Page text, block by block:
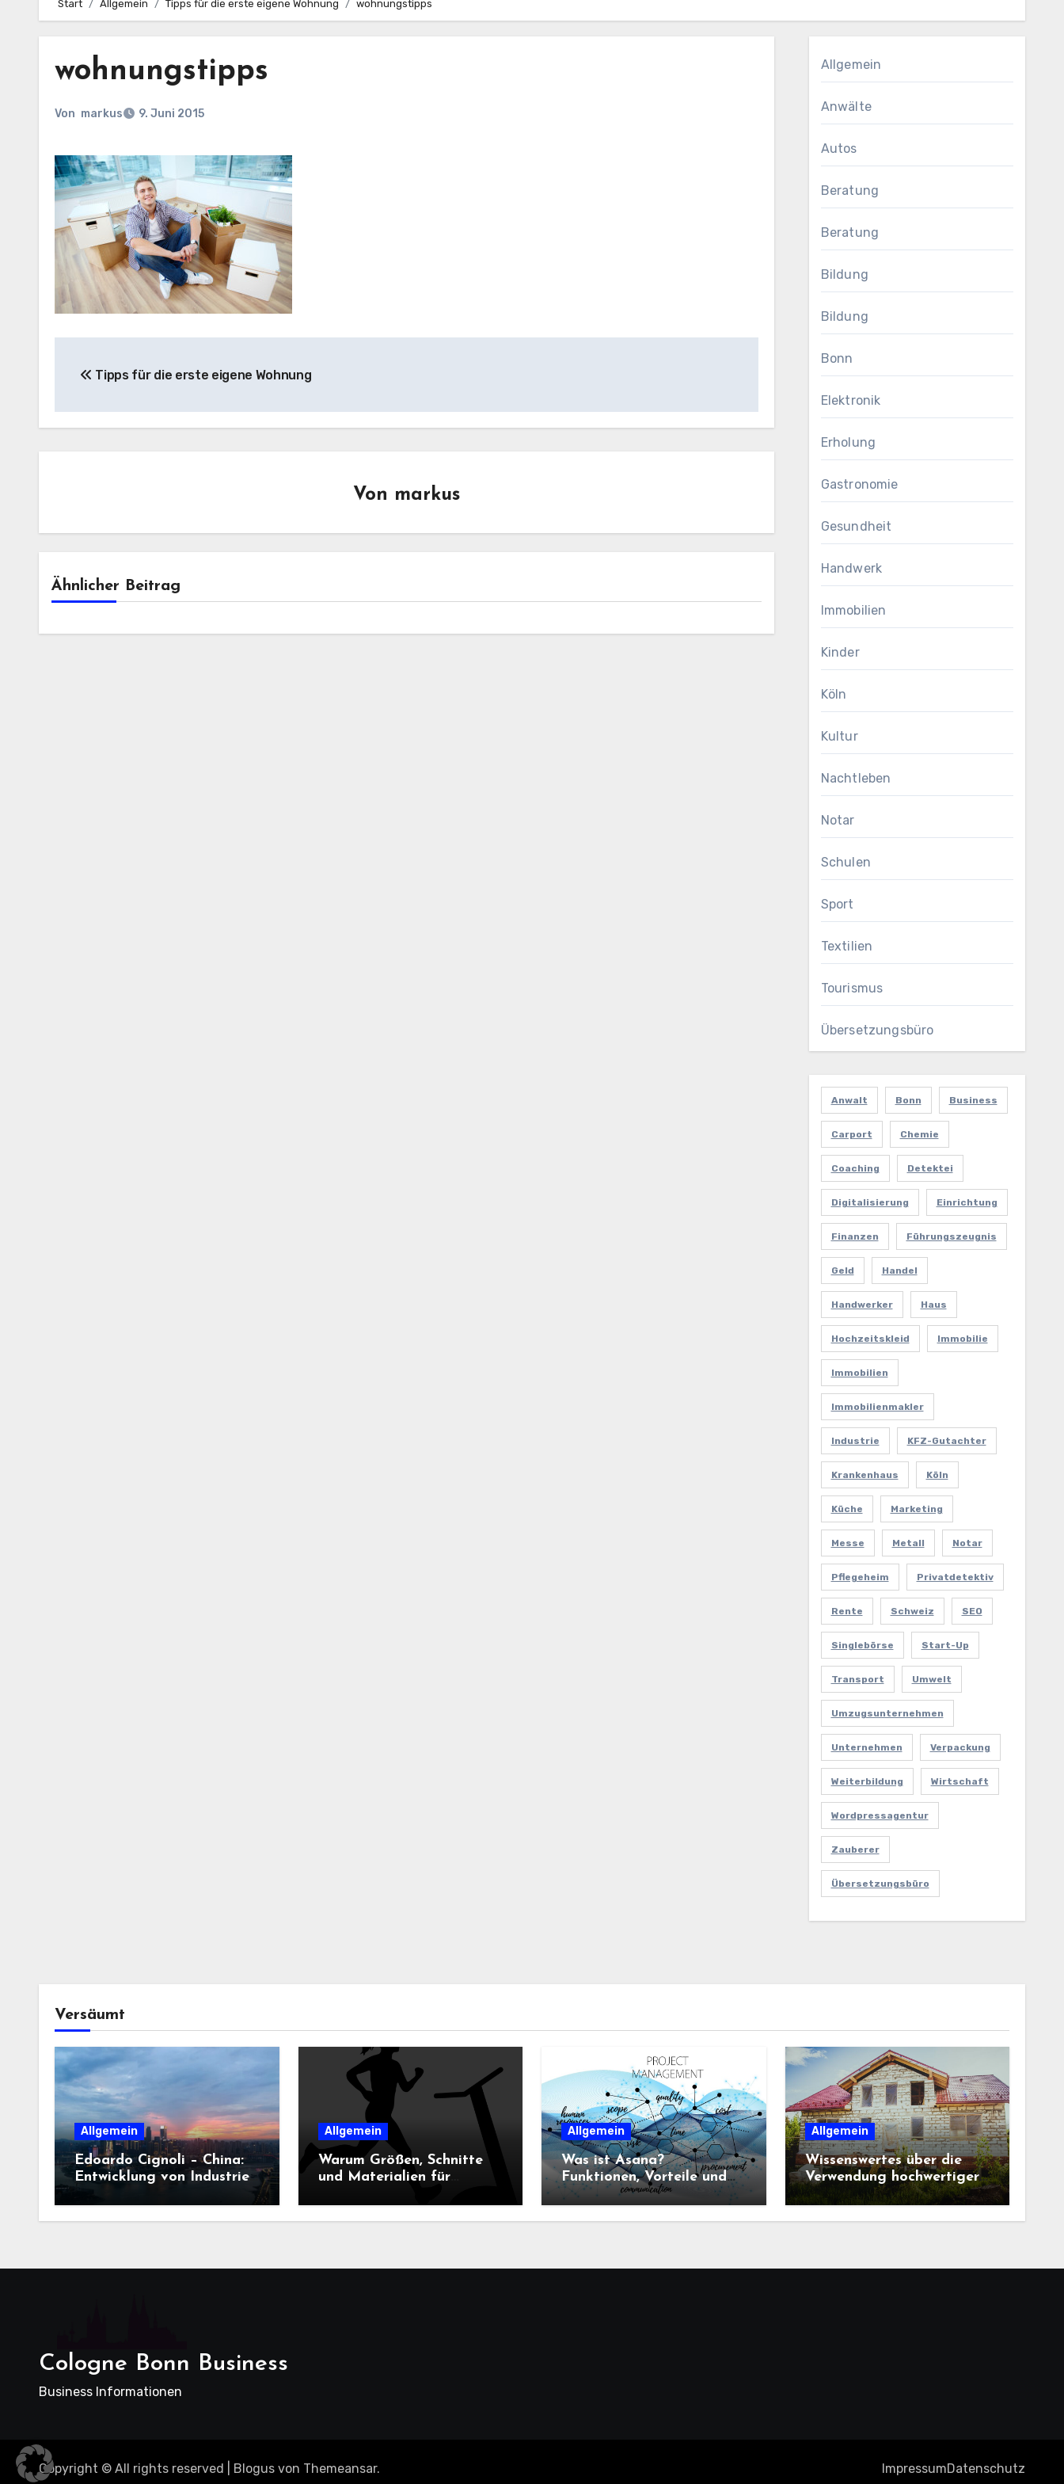
Start Allgemein Tipps für die erste eigene Wohnung wohnungstipps
wohnungstipps
Von markus 9. Juni 2015
Tipps für die erste eigene Wohnung
Von markus
Ähnlicher Beitrag
Allgemein
Anwälte
Autos
Beratung
Beratung
Bildung
Bildung
Bonn
Elektronik
Erholung
Gastronomie
Gesundheit
Handwerk
Immobilien
Kinder
Köln
Kultur
Nachtleben
Notar
Schulen
Sport
Textilien
Tourismus
Übersetzungsbüro
Anwalt Bonn Business
Carport Chemie
Coaching Detektei
Digitalisierung Einrichtung
Finanzen Führungszeugnis
Geld Handel
Handwerker Haus
Hochzeitskleid Immobilie
Immobilien
Immobilienmakler
Industrie KFZ-Gutachter
Krankenhaus Köln
Küche Marketing
Messe Metall Notar
Pflegeheim Privatdetektiv
Rente Schweiz SEO
Singlebörse Start-Up
Transport Umwelt
Umzugsunternehmen
Unternehmen Verpackung
Weiterbildung Wirtschaft
Wordpressagentur
Zauberer
Übersetzungsbüro
Versäumt
Allgemein
Edoardo Cignoli – China:
Entwicklung von Industrie,
Technologie
Allgemein
Warum Größen, Schnitte
und Materialien für
entscheidend sind
Allgemein
Was ist Asana?
Funktionen, Vorteile und
Einsatz im
Projektmanagement
Allgemein
Wissenswertes über die
Verwendung hochwertiger
Baustoffe im Haus und
beim Hausbau
Cologne Bonn Business
Business Informationen
Copyright © All rights reserved Blogus von Themeansar. ImpressumDatenschutz